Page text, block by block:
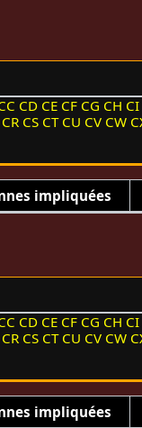
CD CE CF CG CH CI
CR CS CT CU CV CW
impliquées
CD CE CF CG CH CI
CR CS CT CU CV CW
impliquées